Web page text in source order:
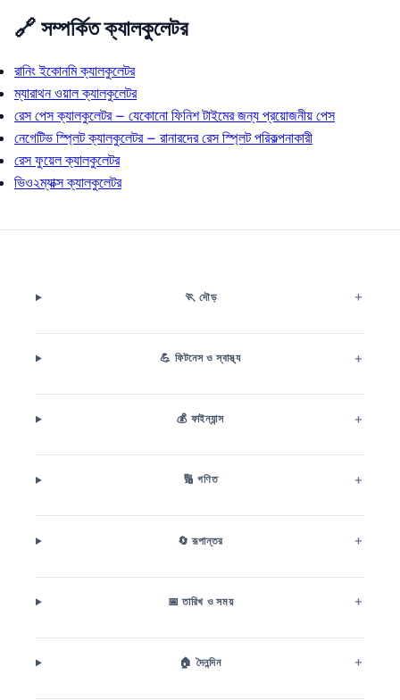
🔗 সম্পর্কিত ক্যালকুলেটর
রানিং ইকোনমি ক্যালকুলেটর
ম্যারাথন ওয়াল ক্যালকুলেটর
রেস পেস ক্যালকুলেটর – যেকোনো ফিনিশ টাইমের জন্য প্রয়োজনীয় পেস
নেগেটিভ স্প্লিট ক্যালকুলেটর – রানারদের রেস স্প্লিট পরিকল্পনাকারী
রেস ফুয়েল ক্যালকুলেটর
ভিও২ম্যাক্স ক্যালকুলেটর
🏃 দৌড়
💪 ফিটনেস ও স্বাস্থ্য
💰 ফাইন্যান্স
🔢 গণিত
🔄 রূপান্তর
📅 তারিখ ও সময়
🏠 দৈনন্দিন